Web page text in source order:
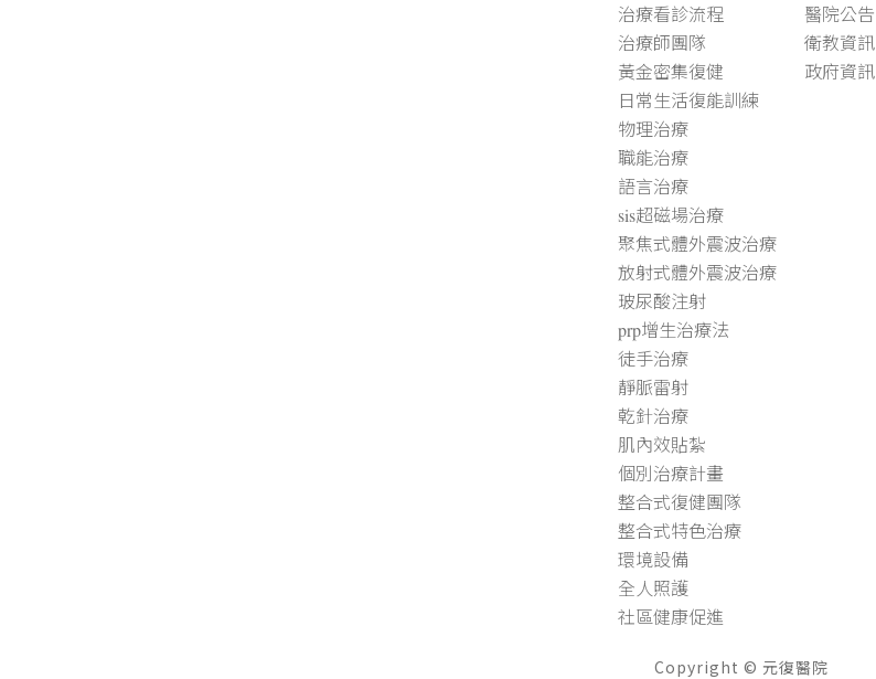
治療看診流程
治療師團隊
黃金密集復健
日常生活復能訓練
物理治療
職能治療
語言治療
sis超磁場治療
聚焦式體外震波治療
放射式體外震波治療
玻尿酸注射
prp增生治療法
徒手治療
靜脈雷射
乾針治療
肌內效貼紮
個別治療計畫
整合式復健團隊
整合式特色治療
環境設備
全人照護
社區健康促進
醫院公告
衛教資訊
政府資訊
Copyright © 元復醫院